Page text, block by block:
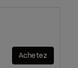
Achetez